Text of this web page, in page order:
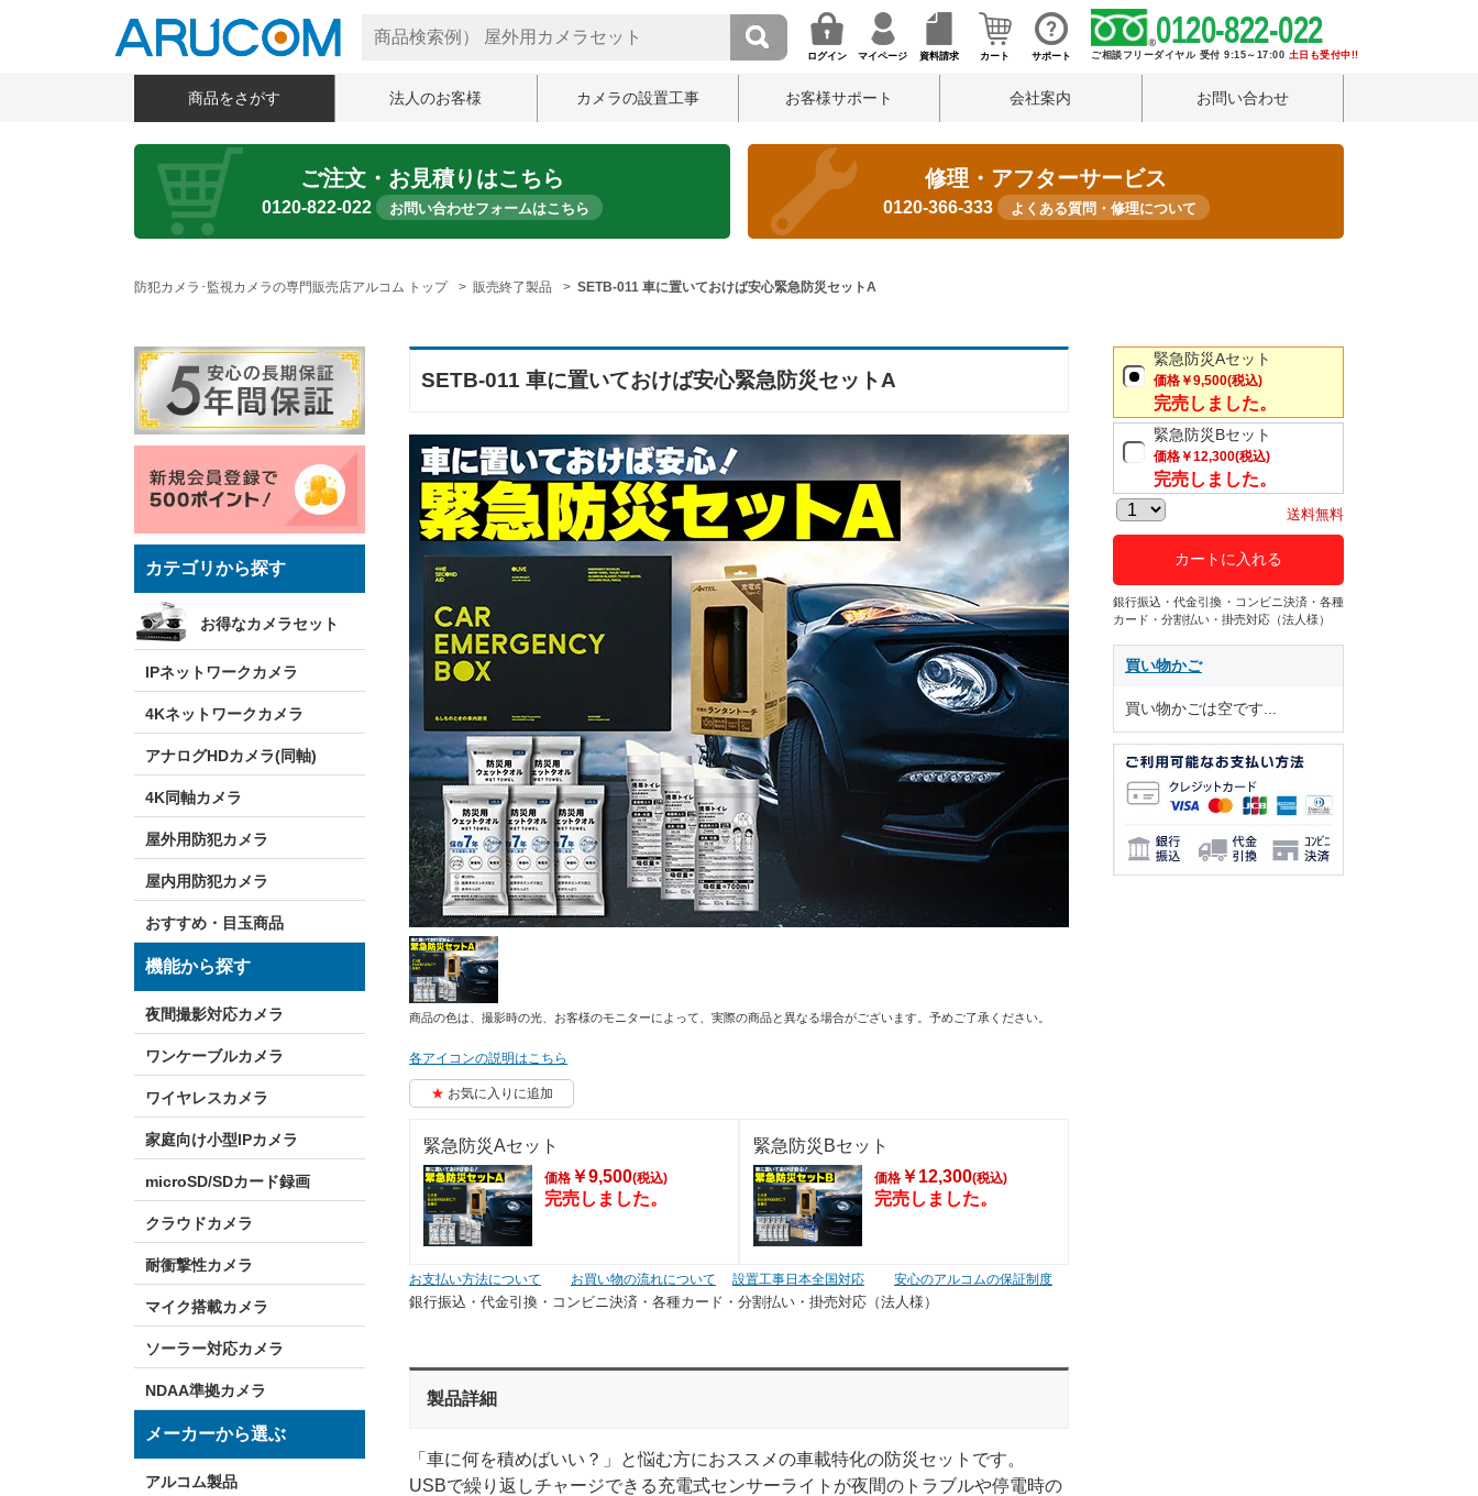
ログイン マイページ 資料請求 カート サポート
0120-822-022
ご相談フリーダイヤル 受付 9:15～17:00 土日も受付中!!
商品をさがす 法人のお客様 カメラの設置工事 お客様サポート 会社案内 お問い合わせ
ご注文・お見積りはこちら
0120-822-022 お問い合わせフォームはこちら
修理・アフターサービス
0120-366-333 よくある質問・修理について
防犯カメラ･監視カメラの専門販売店アルコム トップ 販売終了製品 SETB-011 車に置いておけば安心緊急防災セットA
カテゴリから探す
お得なカメラセット
IPネットワークカメラ
4Kネットワークカメラ
アナログHDカメラ(同軸)
4K同軸カメラ
屋外用防犯カメラ
屋内用防犯カメラ
おすすめ・目玉商品
機能から探す
夜間撮影対応カメラ
ワンケーブルカメラ
ワイヤレスカメラ
家庭向け小型IPカメラ
microSD/SDカード録画
クラウドカメラ
耐衝撃性カメラ
マイク搭載カメラ
ソーラー対応カメラ
NDAA準拠カメラ
メーカーから選ぶ
アルコム製品
SETB-011 車に置いておけば安心緊急防災セットA
商品の色は、撮影時の光、お客様のモニターによって、実際の商品と異なる場合がございます。予めご了承ください。
各アイコンの説明はこちら
お気に入りに追加
緊急防災Aセット
価格￥9,500(税込)
完売しました。
緊急防災Bセット
価格￥12,300(税込)
完売しました。
お支払い方法について お買い物の流れについて 設置工事日本全国対応 安心のアルコムの保証制度
銀行振込・代金引換・コンビニ決済・ 各種カード・分割払い・掛売対応（法人様）
製品詳細
「車に何を積めばいい？」と悩む方におススメの車載特化の防災セットです。
USBで繰り返しチャージできる充電式センサーライトが夜間のトラブルや停電時の
緊急防災Aセット
価格 ￥9,500(税込)
完売しました。
緊急防災Bセット
価格 ￥12,300(税込)
完売しました。
送料無料
カートに入れる
銀行振込・代金引換・コンビニ決済・各種
カード・分割払い・掛売対応（法人様）
買い物かご
買い物かごは空です...